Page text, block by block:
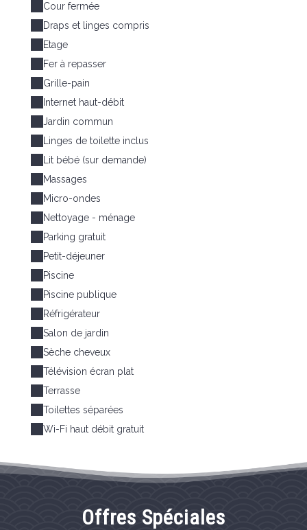
Cour fermée
Draps et linges compris
Etage
Fer à repasser
Grille-pain
Internet haut-débit
Jardin commun
Linges de toilette inclus
Lit bébé (sur demande)
Massages
Micro-ondes
Nettoyage - ménage
Parking gratuit
Petit-déjeuner
Piscine
Piscine publique
Réfrigérateur
Salon de jardin
Sèche cheveux
Télévision écran plat
Terrasse
Toilettes séparées
Wi-Fi haut débit gratuit
Offres Spéciales